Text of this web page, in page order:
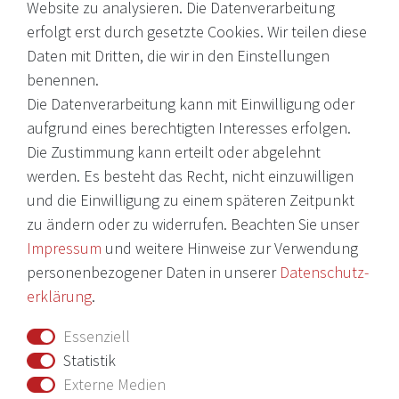
EMail: shop@victoria-weine.com
Telefon: +49 (0)7931 56 34 11
© 2026 Copyright Victoria Weine
Impressum
Daten­schutz­erklärung
AGB
Barrierefreiheitserklärung
Widerrufs­recht
Vertrag widerrufen
Website zu analysieren. Die Datenverarbeitung
erfolgt erst durch gesetzte Cookies. Wir teilen diese
Daten mit Dritten, die wir in den Einstellungen
benennen.
Die Datenverarbeitung kann mit Einwilligung oder
aufgrund eines berechtigten Interesses erfolgen.
Die Zustimmung kann erteilt oder abgelehnt
werden. Es besteht das Recht, nicht einzuwilligen
und die Einwilligung zu einem späteren Zeitpunkt
zu ändern oder zu widerrufen. Beachten Sie unser
Impressum und weitere Hinweise zur Verwendung
personenbezogener Daten in unserer Daten­schutz­
erklärung.
Essenziell
Statistik
Externe Medien